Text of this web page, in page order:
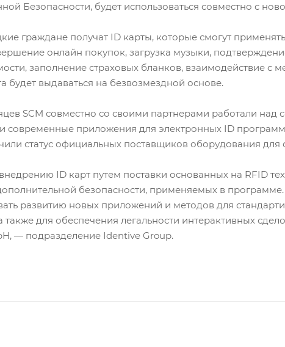
Безопасности, будет использоваться совместно с
граждане получат ID карты, которые смогут
онлайн покупок, загрузка музыки,
заполнение страховых бланков, взаимодействие
будет выдаваться на безвозмездной основе.
SCM совместно со своими партнерами работали
современные приложения для электронных ID
статус официальных поставщиков оборудования
ID карт путем поставки основанных на RFID
безопасности, применяемых в
развитию новых приложений и методов для
для обеспечения легальности интерактивных
— подразделение Identive Group.